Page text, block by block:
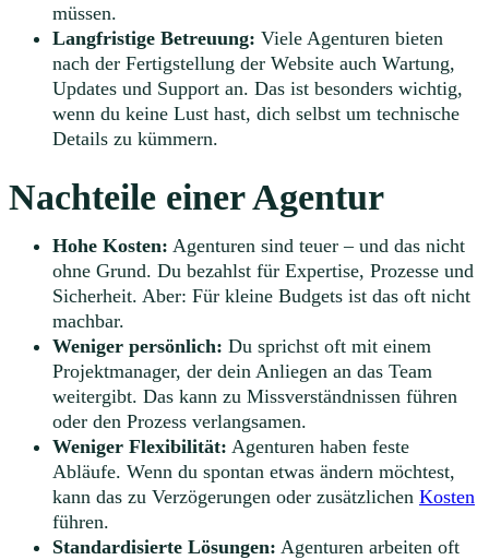
müssen.
Langfristige Betreuung: Viele Agenturen bieten
nach der Fertigstellung der Website auch Wartung,
Updates und Support an. Das ist besonders wichtig,
wenn du keine Lust hast, dich selbst um technische
Details zu kümmern.
Nachteile einer Agentur
Hohe Kosten: Agenturen sind teuer – und das nicht
ohne Grund. Du bezahlst für Expertise, Prozesse und
Sicherheit. Aber: Für kleine Budgets ist das oft nicht
machbar.
Weniger persönlich: Du sprichst oft mit einem
Projektmanager, der dein Anliegen an das Team
weitergibt. Das kann zu Missverständnissen führen
oder den Prozess verlangsamen.
Weniger Flexibilität: Agenturen haben feste
Abläufe. Wenn du spontan etwas ändern möchtest,
kann das zu Verzögerungen oder zusätzlichen Kosten
führen.
Standardisierte Lösungen: Agenturen arbeiten oft